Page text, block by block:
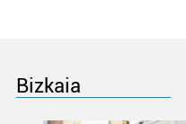
Bizkaia